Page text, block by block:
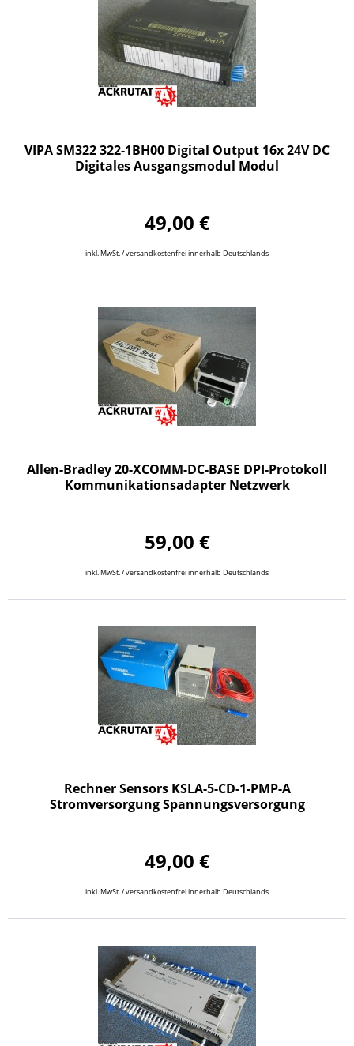
VIPA SM322 322-1BH00 Digital Output 16x 24V DC
Digitales Ausgangsmodul Modul
49,00 €
inkl. MwSt. / versandkostenfrei innerhalb Deutschlands
Allen-Bradley 20-XCOMM-DC-BASE DPI-Protokoll
Kommunikationsadapter Netzwerk
59,00 €
inkl. MwSt. / versandkostenfrei innerhalb Deutschlands
Rechner Sensors KSLA-5-CD-1-PMP-A
Stromversorgung Spannungsversorgung
49,00 €
inkl. MwSt. / versandkostenfrei innerhalb Deutschlands